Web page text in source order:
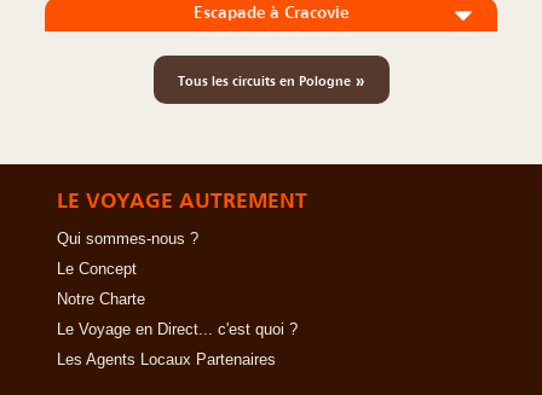
Escapade à Cracovie
Tous les circuits en Pologne»
LE VOYAGE AUTREMENT
Qui sommes-nous ?
Le Concept
Notre Charte
Le Voyage en Direct... c'est quoi ?
Les Agents Locaux Partenaires